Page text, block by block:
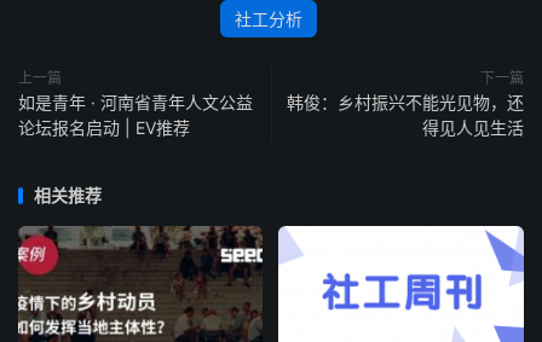
社工分析
上一篇
如是青年 · 河南省青年人文公益
论坛报名启动 | EV推荐
下一篇
韩俊：乡村振兴不能光见物，还
得见人见生活
相关推荐